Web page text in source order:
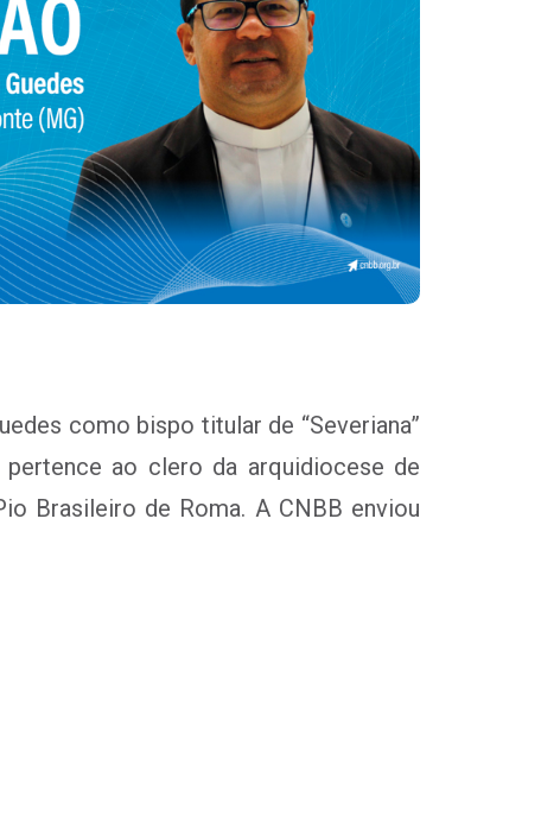
como bispo titular de “Severiana”
ao clero da arquidiocese de
Brasileiro de Roma. A CNBB enviou